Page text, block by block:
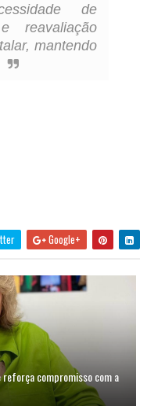
de
reavaliação
mantendo
Google+
reforça compromisso com a